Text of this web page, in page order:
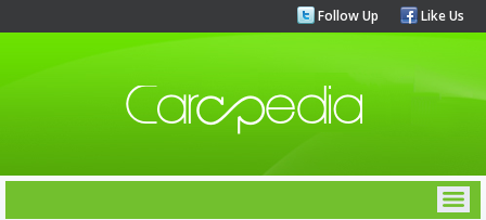
Follow Up Like Us